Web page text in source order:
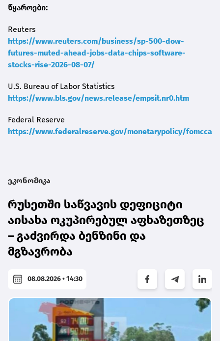
წყაროები:
Reuters
https://www.reuters.com/business/sp-500-dow-
futures-muted-ahead-jobs-data-chips-software-
stocks-rise-2026-08-07/
U.S. Bureau of Labor Statistics
https://www.bls.gov/news.release/empsit.nr0.htm
Federal Reserve
https://www.federalreserve.gov/monetarypolicy/
ეკონომიკა
რუსეთში საწვავის დეფიციტი
აისახა ოკუპირებულ აფხაზეთზეც
– გაძვირდა ბენზინი და
მგზავრობა
08.08.2026 • 14:30